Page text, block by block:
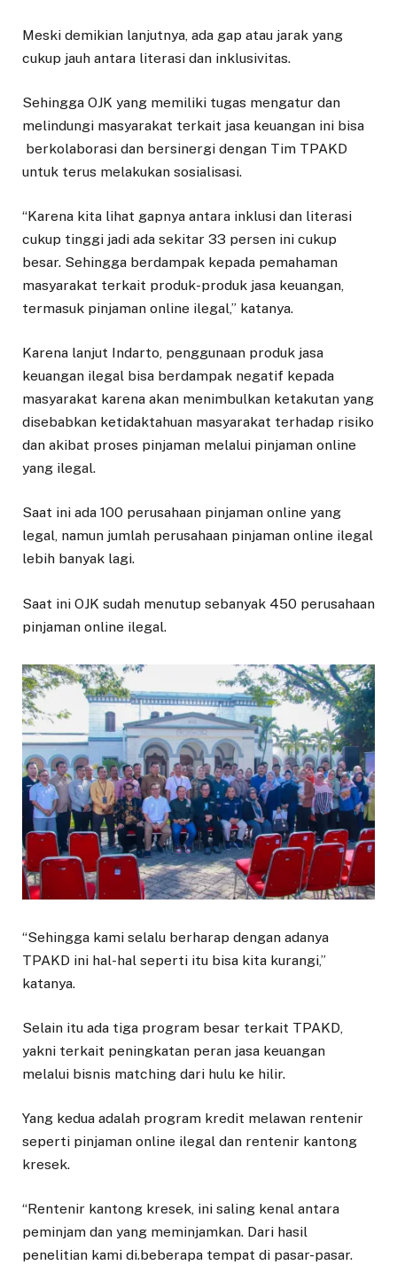
Meski demikian lanjutnya, ada gap atau jarak yang
cukup jauh antara literasi dan inklusivitas.
Sehingga OJK yang memiliki tugas mengatur dan
melindungi masyarakat terkait jasa keuangan ini bisa
berkolaborasi dan bersinergi dengan Tim TPAKD
untuk terus melakukan sosialisasi.
“Karena kita lihat gapnya antara inklusi dan literasi
cukup tinggi jadi ada sekitar 33 persen ini cukup
besar. Sehingga berdampak kepada pemahaman
masyarakat terkait produk-produk jasa keuangan,
termasuk pinjaman online ilegal,” katanya.
Karena lanjut Indarto, penggunaan produk jasa
keuangan ilegal bisa berdampak negatif kepada
masyarakat karena akan menimbulkan ketakutan yang
disebabkan ketidaktahuan masyarakat terhadap risiko
dan akibat proses pinjaman melalui pinjaman online
yang ilegal.
Saat ini ada 100 perusahaan pinjaman online yang
legal, namun jumlah perusahaan pinjaman online ilegal
lebih banyak lagi.
Saat ini OJK sudah menutup sebanyak 450 perusahaan
pinjaman online ilegal.
“Sehingga kami selalu berharap dengan adanya
TPAKD ini hal-hal seperti itu bisa kita kurangi,”
katanya.
Selain itu ada tiga program besar terkait TPAKD,
yakni terkait peningkatan peran jasa keuangan
melalui bisnis matching dari hulu ke hilir.
Yang kedua adalah program kredit melawan rentenir
seperti pinjaman online ilegal dan rentenir kantong
kresek.
“Rentenir kantong kresek, ini saling kenal antara
peminjam dan yang meminjamkan. Dari hasil
penelitian kami di.beberapa tempat di pasar-pasar.